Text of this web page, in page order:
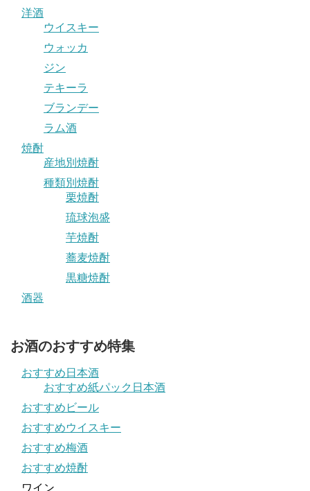
洋酒
ウイスキー
ウォッカ
ジン
テキーラ
ブランデー
ラム酒
焼酎
産地別焼酎
種類別焼酎
栗焼酎
琉球泡盛
芋焼酎
蕎麦焼酎
黒糖焼酎
酒器
お酒のおすすめ特集
おすすめ日本酒
おすすめ紙パック日本酒
おすすめビール
おすすめウイスキー
おすすめ梅酒
おすすめ焼酎
ワイン